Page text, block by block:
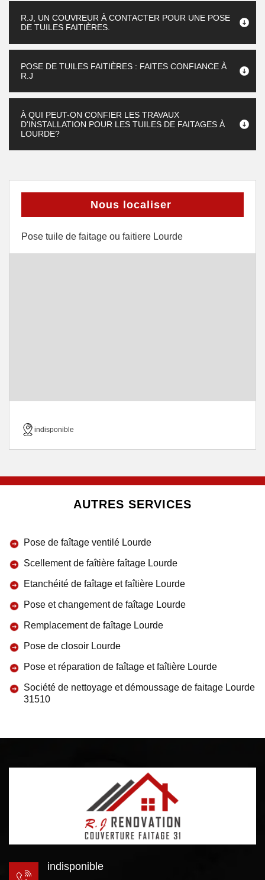
R.J, UN COUVREUR À CONTACTER POUR UNE POSE
DE TUILES FAITIÈRES.
POSE DE TUILES FAITIÈRES : FAITES CONFIANCE À
R.J
À QUI PEUT-ON CONFIER LES TRAVAUX
D'INSTALLATION POUR LES TUILES DE FAITAGES À
LOURDE?
Nous localiser
Pose tuile de faitage ou faitiere Lourde
indisponible
AUTRES SERVICES
Pose de faîtage ventilé Lourde
Scellement de faîtière faîtage Lourde
Etanchéité de faîtage et faîtière Lourde
Pose et changement de faîtage Lourde
Remplacement de faîtage Lourde
Pose de closoir Lourde
Pose et réparation de faîtage et faîtière Lourde
Société de nettoyage et démoussage de faitage Lourde
31510
indisponible